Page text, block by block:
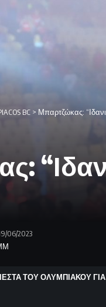
BC > Μπαρτζώκας:
06/2023
ΦΙΕΣΤΑ ΤΟΥ ΟΛΥΜΠΙΑΚΟΥ